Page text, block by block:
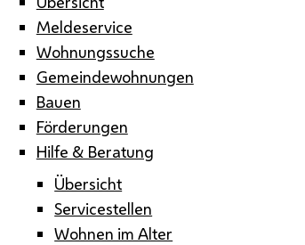
Meldeservice
Wohnungssuche
Gemeindewohnungen
Bauen
Förderungen
Hilfe & Beratung
Übersicht
Servicestellen
Wohnen im Alter